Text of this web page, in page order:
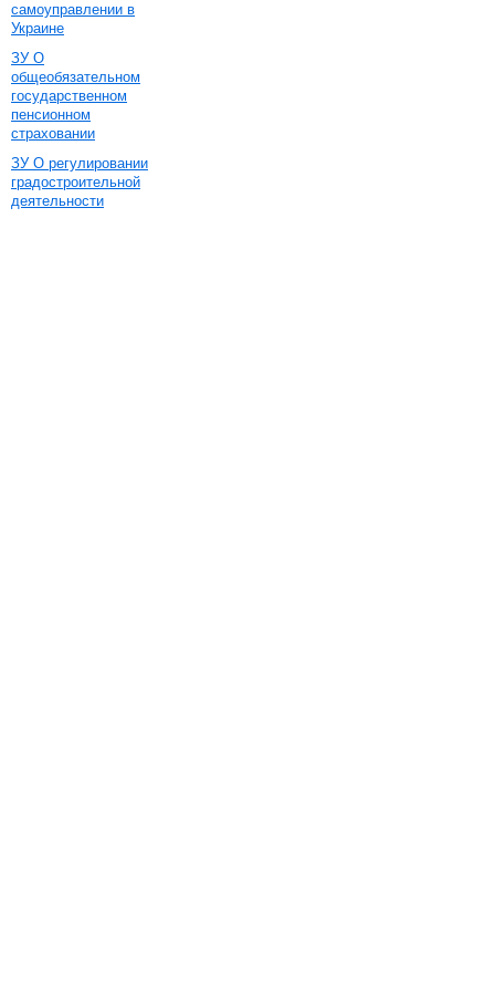
самоуправлении в
Украине
ЗУ О
общеобязательном
государственном
пенсионном
страховании
ЗУ О регулировании
градостроительной
деятельности